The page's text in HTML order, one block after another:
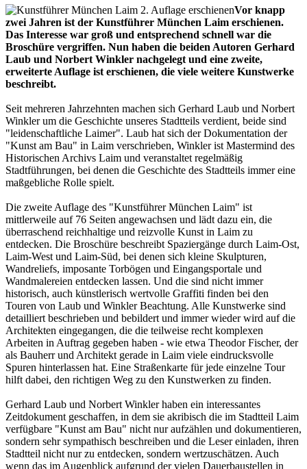
Vor knapp
zwei Jahren ist der Kunstführer München Laim erschienen.
Das Interesse war groß und entsprechend schnell war die
Broschüre vergriffen. Nun haben die beiden Autoren Gerhard
Laub und Norbert Winkler nachgelegt und eine zweite,
erweiterte Auflage ist erschienen, die viele weitere Kunstwerke
beschreibt.
Seit mehreren Jahrzehnten machen sich Gerhard Laub und Norbert
Winkler um die Geschichte unseres Stadtteils verdient, beide sind
"leidenschaftliche Laimer". Laub hat sich der Dokumentation der
"Kunst am Bau" in Laim verschrieben, Winkler ist Mastermind des
Historischen Archivs Laim und veranstaltet regelmäßig
Stadtführungen, bei denen die Geschichte des Stadtteils immer eine
maßgebliche Rolle spielt.
Die zweite Auflage des "Kunstführer München Laim" ist
mittlerweile auf 76 Seiten angewachsen und lädt dazu ein, die
überraschend reichhaltige und reizvolle Kunst in Laim zu
entdecken. Die Broschüre beschreibt Spaziergänge durch Laim-Ost,
Laim-West und Laim-Süd, bei denen sich kleine Skulpturen,
Wandreliefs, imposante Torbögen und Eingangsportale und
Wandmalereien entdecken lassen. Und die sind nicht immer
historisch, auch künstlerisch wertvolle Graffiti finden bei den
Touren von Laub und Winkler Beachtung. Alle Kunstwerke sind
detailliert beschrieben und bebildert und immer wieder wird auf die
Architekten eingegangen, die die teilweise recht komplexen
Arbeiten in Auftrag gegeben haben - wie etwa Theodor Fischer, der
als Bauherr und Architekt gerade in Laim viele eindrucksvolle
Spuren hinterlassen hat. Eine Straßenkarte für jede einzelne Tour
hilft dabei, den richtigen Weg zu den Kunstwerken zu finden.
Gerhard Laub und Norbert Winkler haben ein interessantes
Zeitdokument geschaffen, in dem sie akribisch die im Stadtteil Laim
verfügbare "Kunst am Bau" nicht nur aufzählen und dokumentieren,
sondern sehr sympathisch beschreiben und die Leser einladen, ihren
Stadtteil nicht nur zu entdecken, sondern wertzuschätzen. Auch
wenn das im Augenblick aufgrund der vielen Dauerbaustellen in